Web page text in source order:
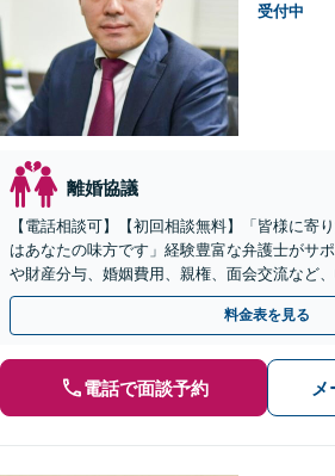
受付中
離婚協議
【電話相談可】【初回相談無料】「皆様に寄り添っ
はあなたの味方です」経験豊富な弁護士がサ
や財産分与、婚姻費用、親権、面会交流など
間・休日面談可】【完全個室】【名古屋駅7分
料金表を見る
電話で面談予約